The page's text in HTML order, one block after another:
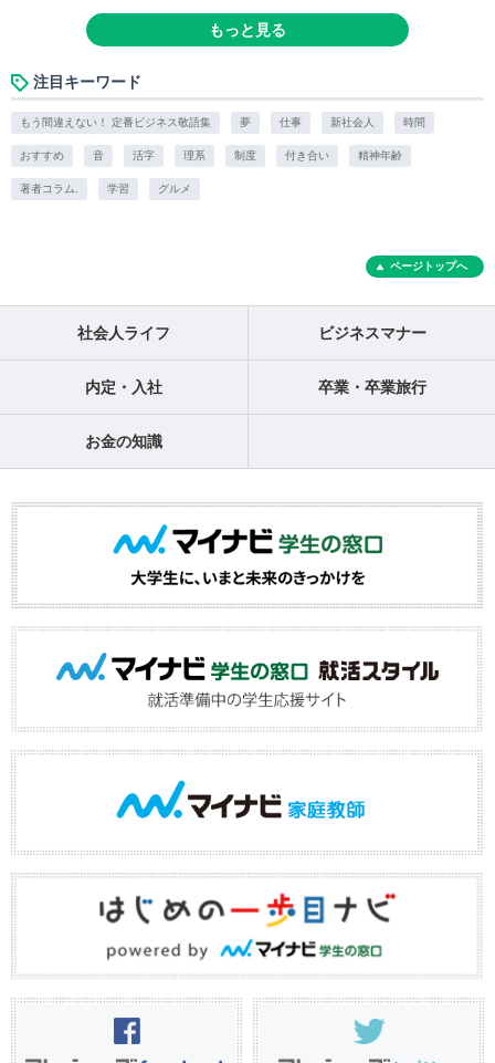
もっと見る
注目キーワード
もう間違えない！ 定番ビジネス敬語集 夢 仕事 新社会人 時間
おすすめ 音 活字 理系 制度 付き合い 精神年齢
著者コラム. 学習 グルメ
ページトップへ
社会人ライフ ビジネスマナー
内定・入社 卒業・卒業旅行
お金の知識